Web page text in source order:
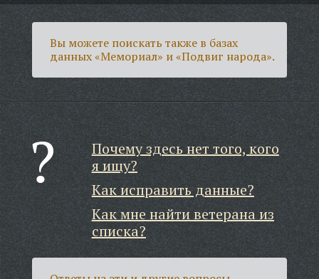
Вы можете поискать также в базах
данных «Мемориал» и «Подвиг народа».
Почему здесь нет того, кого
я ищу?
Как исправить данные?
Как мне найти ветерана из
списка?